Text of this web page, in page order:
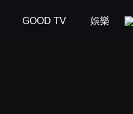
GOOD TV 娛樂